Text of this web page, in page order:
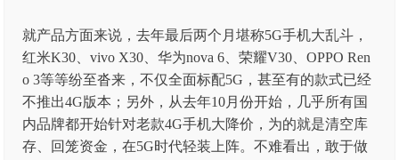
就产品方面来说，去年最后两个月堪称5G手机大乱斗，
红米K30、vivo X30、华为nova 6、荣耀V30、OPPO Ren
o 3等等纷至沓来，不仅全面标配5G，甚至有的款式已经
不推出4G版本；另外，从去年10月份开始，几乎所有国
内品牌都开始针对老款4G手机大降价，为的就是清空库
存、回笼资金，在5G时代轻装上阵。不难看出，敢于做